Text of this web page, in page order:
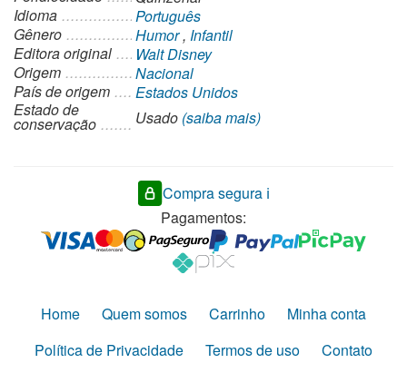
Idioma
Português
Gênero
Humor, Infantil
Editora original
Walt Disney
Origem
Nacional
País de origem
Estados Unidos
Estado de
conservação Usado (saiba mais)
Compra segura ℹ️
Pagamentos:
Home Quem somos Carrinho
Minha conta
Política de Privacidade
Termos de uso Contato